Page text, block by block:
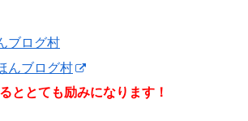
ブログ村
んブログ村
ととても励みになります！